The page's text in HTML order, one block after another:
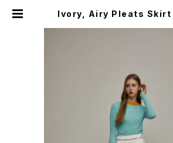
Ivory, Airy Pleats Skirt